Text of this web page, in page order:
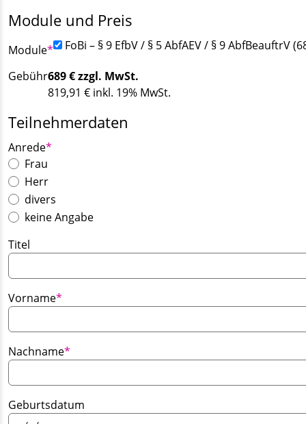
Module und Preis
Pflichtfeld
Module* FoBi – § 9 EfbV / § 5 AbfAEV / § 9 AbfBeauftrV
Gebühr689€ zzgl. MwSt.
819,91 € inkl. 19% MwSt.
Teilnehmerdaten
Pflichtfeld
Anrede*
Frau
Herr
divers
keine Angabe
Titel
Pflichtfeld
Vorname*
Pflichtfeld
Nachname*
Geburtsdatum